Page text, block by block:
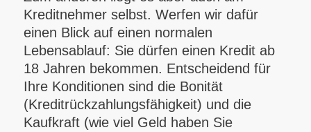
Kreditnehmer selbst. Werfen wir dafür
einen Blick auf einen normalen
Lebensablauf: Sie dürfen einen Kredit ab
18 Jahren bekommen. Entscheidend für
Ihre Konditionen sind die Bonität
(Kreditrückzahlungsfähigkeit) und die
Kaufkraft (wie viel Geld haben Sie